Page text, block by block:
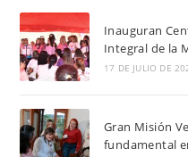
Inauguran
Integral de la
17 DE JULIO DE
Gran Misión
fundamental